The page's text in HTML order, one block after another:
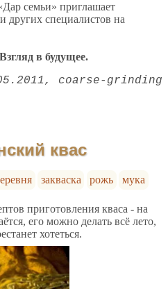
семьи» приглашает
других специалистов на
в будущее.
coarse-grinding
квас
закваска рожь мука
приготовления кваса - на
его можно делать всё лето,
хотеться.